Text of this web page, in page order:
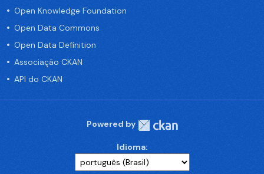
Open Knowledge Foundation
Open Data Commons
Open Data Definition
Associação CKAN
API do CKAN
Powered by
Idioma